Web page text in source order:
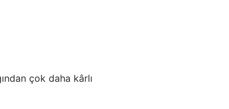
çok daha kârlı